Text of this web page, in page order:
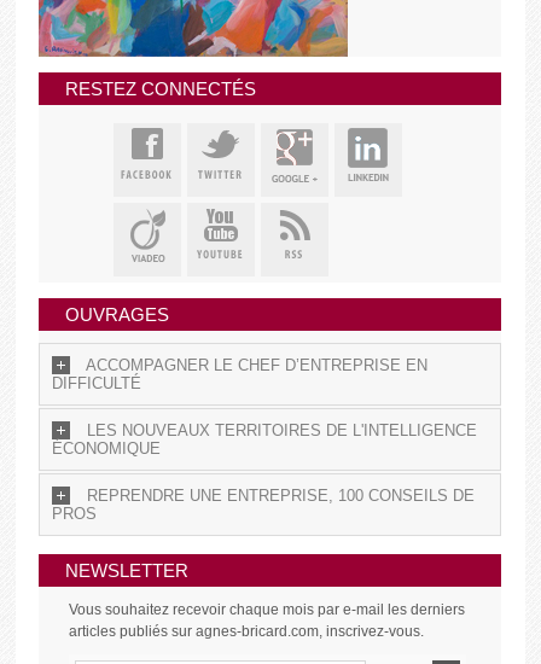
RESTEZ CONNECTÉS
OUVRAGES
ACCOMPAGNER LE CHEF D’ENTREPRISE EN
DIFFICULTÉ
LES NOUVEAUX TERRITOIRES DE L'INTELLIGENCE
ÉCONOMIQUE
REPRENDRE UNE ENTREPRISE, 100 CONSEILS DE
PROS
NEWSLETTER
Vous souhaitez recevoir chaque mois par e-mail les derniers
articles publiés sur agnes-bricard.com, inscrivez-vous.